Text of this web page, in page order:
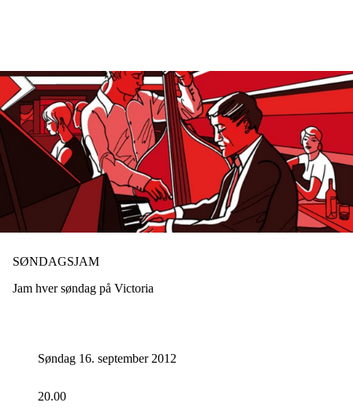
SØNDAGSJAM
Jam hver søndag på Victoria
Søndag 16. september 2012
20.00